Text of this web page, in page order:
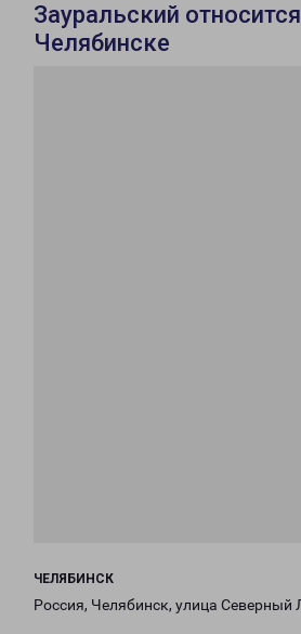
Зауральский
Челябинске
ЧЕЛЯБИНСК
Россия, Челябинск, улица Северный